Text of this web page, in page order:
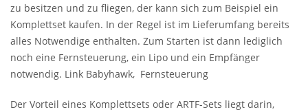
zu besitzen und zu fliegen, der kann sich zum Beispiel ein
Komplettset kaufen. In der Regel ist im Lieferumfang bereits
alles Notwendige enthalten. Zum Starten ist dann lediglich
noch eine Fernsteuerung, ein Lipo und ein Empfänger
notwendig. Link Babyhawk, Fernsteuerung
Der Vorteil eines Komplettsets oder ARTF-Sets liegt darin,